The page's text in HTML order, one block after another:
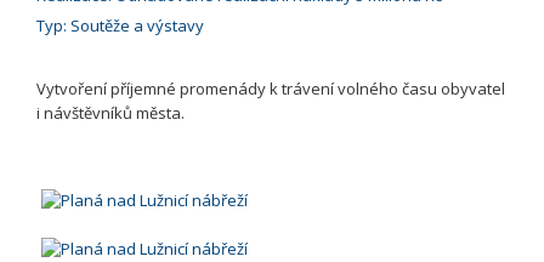
Typ: Soutěže a výstavy
Vytvoření příjemné promenády k trávení volného času obyvatel
i návštěvníků města.